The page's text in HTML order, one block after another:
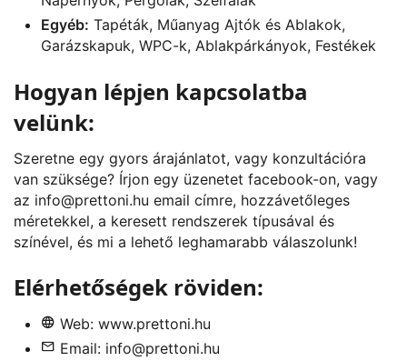
Egyéb: Tapéták, Műanyag Ajtók és Ablakok,
Garázskapuk, WPC-k, Ablakpárkányok, Festékek
Hogyan lépjen kapcsolatba
velünk:
Szeretne egy gyors árajánlatot, vagy konzultációra
van szüksége? Írjon egy üzenetet facebook-on, vagy
az info@prettoni.hu email címre, hozzávetőleges
méretekkel, a keresett rendszerek típusával és
színével, és mi a lehető leghamarabb válaszolunk!
Elérhetőségek röviden:
Web: www.prettoni.hu
Email: info@prettoni.hu